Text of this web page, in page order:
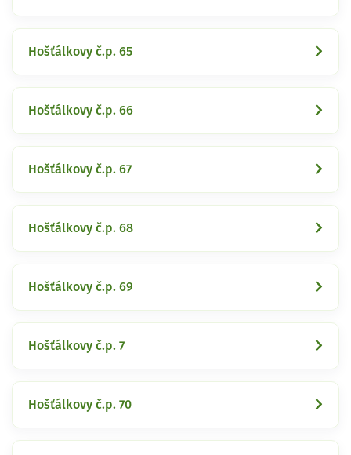
Hošťálkovy č.p. 65
Hošťálkovy č.p. 66
Hošťálkovy č.p. 67
Hošťálkovy č.p. 68
Hošťálkovy č.p. 69
Hošťálkovy č.p. 7
Hošťálkovy č.p. 70